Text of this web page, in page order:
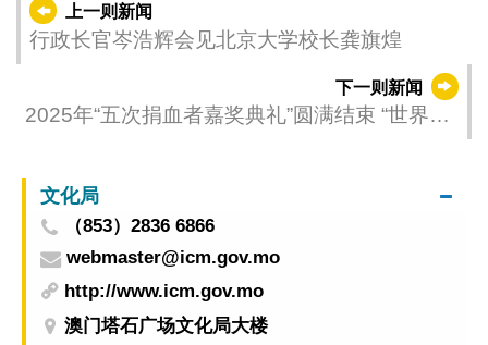
上一则新闻
行政长官岑浩辉会见北京大学校长龚旗煌
下一则新闻
2025年“五次捐血者嘉奖典礼”圆满结束 “世界捐
文化局
（853）2836 6866
webmaster@icm.gov.mo
http://www.icm.gov.mo
澳门塔石广场文化局大楼